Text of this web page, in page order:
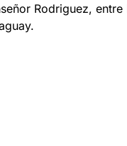
Rodriguez,